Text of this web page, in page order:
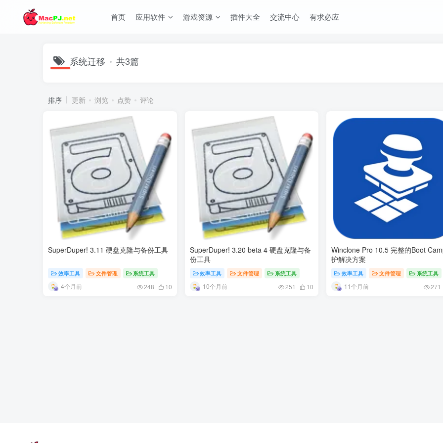
首页 应用软件 游戏资源 插件大全 交流中心 有求必应
系统迁移 共3篇
排序 更新 浏览 点赞 评论
SuperDuper! 3.11 硬盘克隆与备份工具
效率工具 文件管理 系统工具
4个月前 248 10
SuperDuper! 3.20 beta 4 硬盘克隆与备
份工具
效率工具 文件管理 系统工具
10个月前 251 10
Winclone Pro 10.5 完整的Boot
护解决方案
效率工具 文件管理 系统工具
11个月前 271